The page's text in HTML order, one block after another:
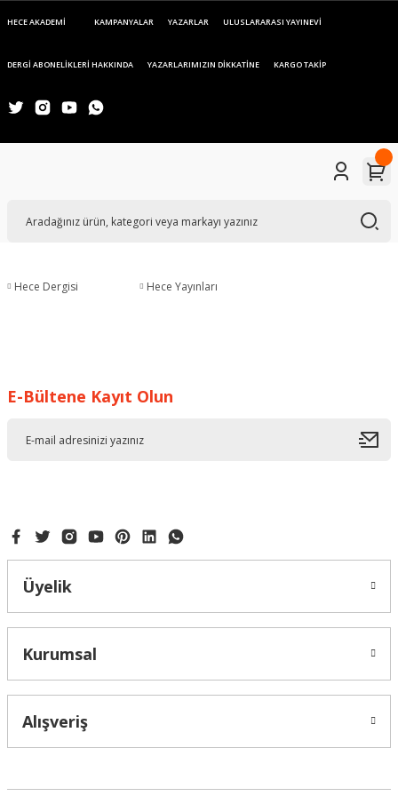
HECE AKADEMİ KAMPANYALAR YAZARLAR ULUSLARARASI YAYINEVİ
DERGİ ABONELİKLERİ HAKKINDA YAZARLARIMIZIN DİKKATİNE KARGO TAKİP
Hece Dergisi Hece Yayınları
E-Bültene Kayıt Olun
Üyelik
Kurumsal
Alışveriş